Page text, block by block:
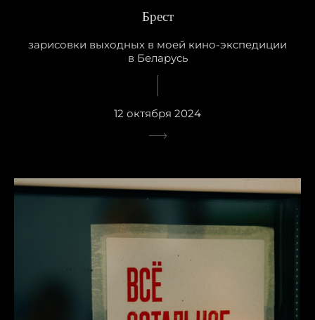
Брест
зарисовки выходных в моей кино-экспедиции
в Беларусь
12 октября 2024